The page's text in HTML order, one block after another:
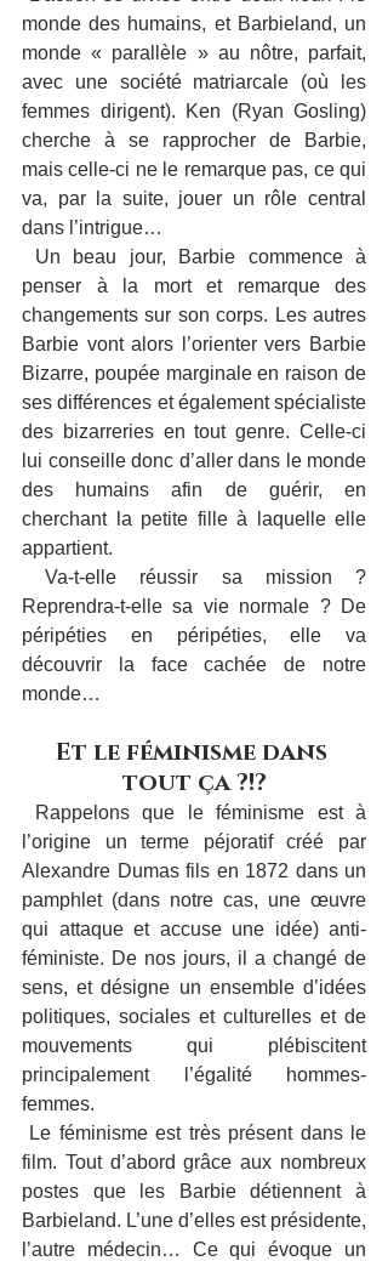
monde des humains, et Barbieland, un
monde « parallèle » au nôtre, parfait,
avec une société matriarcale (où les
femmes dirigent). Ken (Ryan Gosling)
cherche à se rapprocher de Barbie,
mais celle-ci ne le remarque pas, ce qui
va, par la suite, jouer un rôle central
dans l’intrigue…
penser à la mort et remarque des
changements sur son corps. Les autres
Barbie vont alors l’orienter vers Barbie
Bizarre, poupée marginale en raison de
ses différences et également spécialiste
des bizarreries en tout genre. Celle-ci
lui conseille donc d’aller dans le monde
des humains afin de guérir, en
cherchant la petite fille à laquelle elle
appartient.
Va-t-elle réussir sa mission ?
Reprendra-t-elle sa vie normale ? De
péripéties en péripéties, elle va
découvrir la face cachée de notre
monde…
Et le féminisme dans
tout ça ?!?
l’origine un terme péjoratif créé par
Alexandre Dumas fils en 1872 dans un
pamphlet (dans notre cas, une œuvre
qui attaque et accuse une idée) anti-
féministe. De nos jours, il a changé de
sens, et désigne un ensemble d’idées
politiques, sociales et culturelles et de
mouvements qui plébiscitent
principalement l’égalité hommes-
femmes.
film. Tout d’abord grâce aux nombreux
postes que les Barbie détiennent à
Barbieland. L’une d’elles est présidente,
l’autre médecin… Ce qui évoque un